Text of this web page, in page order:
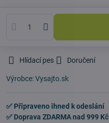
Hlídací pes Doručení
Výrobce:Vysajto.sk
✅ Připraveno ihned k odeslání
✅ Doprava ZDARMA nad 999 Kč